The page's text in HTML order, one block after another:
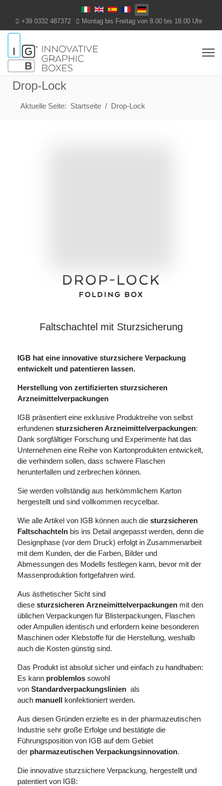
Select your language
+39 0332 487372 Montag bis Freitag von 8.00 bis 18.00 Uhr
Drop-Lock
Aktuelle Seite: Startseite Drop-Lock
DROP-LOCK
FOLDING BOX
Faltschachtel mit Sturzsicherung
IGB hat eine innovative sturzsichere Verpackung
entwickelt und patentieren lassen.
Herstellung von zertifizierten sturzsicheren
Arzneimittelverpackungen
IGB präsentiert eine exklusive Produktreihe von selbst
erfundenen sturzsicheren Arzneimittelverpackungen:
Dank sorgfältiger Forschung und Experimente hat das
Unternehmen eine Reihe von Kartonprodukten entwickelt,
die verhindern sollen, dass schwere Flaschen
herunterfallen und zerbrechen können.
Sie werden vollständig aus herkömmlichem Karton
hergestellt und sind vollkommen recycelbar.
Wie alle Artikel von IGB können auch die sturzsicheren
Faltschachteln bis ins Detail angepasst werden, denn die
Designphase (vor dem Druck) erfolgt in Zusammenarbeit
mit dem Kunden, der die Farben, Bilder und
Abmessungen des Modells festlegen kann, bevor mit der
Massenproduktion fortgefahren wird.
Aus ästhetischer Sicht sind
diese sturzsicheren Arzneimittelverpackungen mit den
üblichen Verpackungen für Blisterpackungen, Flaschen
oder Ampullen identisch und erfordern keine besonderen
Maschinen oder Klebstoffe für die Herstellung, weshalb
auch die Kosten günstig sind.
Das Produkt ist absolut sicher und einfach zu handhaben:
Es kann problemlos sowohl
von Standardverpackungslinien als
auch manuell konfektioniert werden.
Aus diesen Gründen erzielte es in der pharmazeutischen
Industrie sehr große Erfolge und bestätigte die
Führungsposition von IGB auf dem Gebiet
der pharmazeutischen Verpackungsinnovation.
Die innovative sturzsichere Verpackung, hergestellt und
patentiert von IGB: